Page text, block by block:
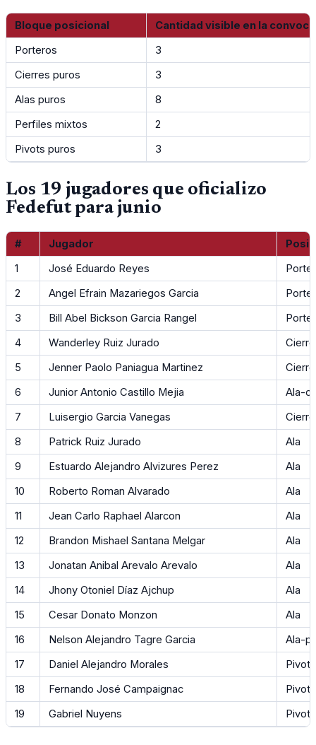
Bloque posicional
Cantidad visible en la
Porteros
3
Cierres puros
3
Alas puros
8
Perfiles mixtos
2
Pivots puros
3
Los 19 jugadores que oficializo
Fedefut para junio
# Jugador
1
José Eduardo Reyes
2
Angel Efrain Mazariegos Garcia
3
Bill Abel Bickson Garcia Rangel
4
Wanderley Ruiz Jurado
Cierre
5
Jenner Paolo Paniagua Martinez
Cierre
6
Junior Antonio Castillo Mejia
Ala-
7
Luisergio Garcia Vanegas
Cierre
8
Patrick Ruiz Jurado
Ala
9
Estuardo Alejandro Alvizures Perez
Ala
10
Roberto Roman Alvarado
Ala
11
Jean Carlo Raphael Alarcon
Ala
12
Brandon Mishael Santana Melgar
Ala
13
Jonatan Anibal Arevalo Arevalo
Ala
14
Jhony Otoniel Díaz Ajchup
Ala
15
Cesar Donato Monzon
Ala
16
Nelson Alejandro Tagre Garcia
Ala-
17
Daniel Alejandro Morales
Pivot
18
Fernando José Campaignac
Pivot
19
Gabriel Nuyens Pivot